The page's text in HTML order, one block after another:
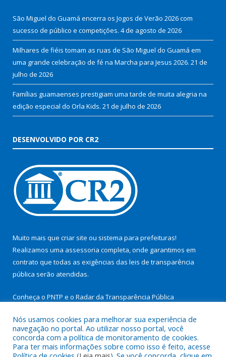
São Miguel do Guamá encerra os Jogos de Verão 2026 com
sucesso de público e competições. 4 de agosto de 2026
Milhares de fiéis tomam as ruas de São Miguel do Guamá em
uma grande celebração de fé na Marcha para Jesus 2026. 21 de
julho de 2026
Famílias guamaenses prestigiam uma tarde de muita alegria na
edição especial do Orla Kids. 21 de julho de 2026
DESENVOLVIDO POR CR2
Muito mais que criar site ou sistema para prefeituras!
Realizamos uma assessoria completa, onde garantimos em
contrato que todas as exigências das leis de transparência
pública serão atendidas.
Conheça o PNTP e o Radar da Transparência Pública
Todos os direitos reservados a Prefeitura Municipal de São
Nós usamos cookies para melhorar sua experiência de
navegação no portal. Ao utilizar nosso portal, você
concorda com a política de monitoramento de cookies.
Para ter mais informações sobre como isso é feito, acesse